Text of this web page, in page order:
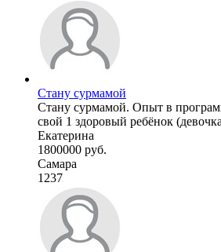
Стану сурмамой
Стану сурмамой. Опыт в
свой 1 здоровый ребёнок
Екатерина
1800000 руб.
Самара
1237